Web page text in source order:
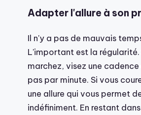
Adapter l'allure à son
Il n'y a pas de mauvais
L'important est la régularité.
marchez, visez une cadence
pas par minute. Si vous
une allure qui vous permet
indéfiniment. En restant